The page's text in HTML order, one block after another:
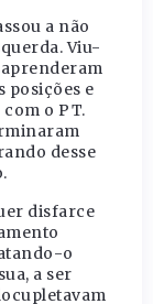
a não
Viu-
posições e
o PT.
desse
disfarce
o
a ser